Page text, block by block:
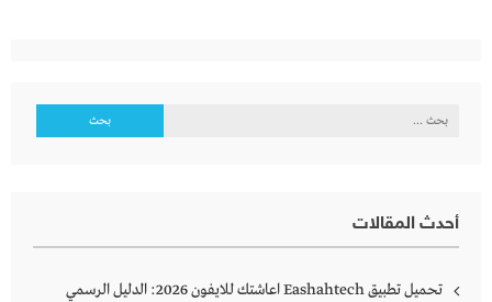
البحث
أحدث المقالات
تحميل تطبيق Eashahtech اعاشتك للايفون 2026: الدليل الرسمي